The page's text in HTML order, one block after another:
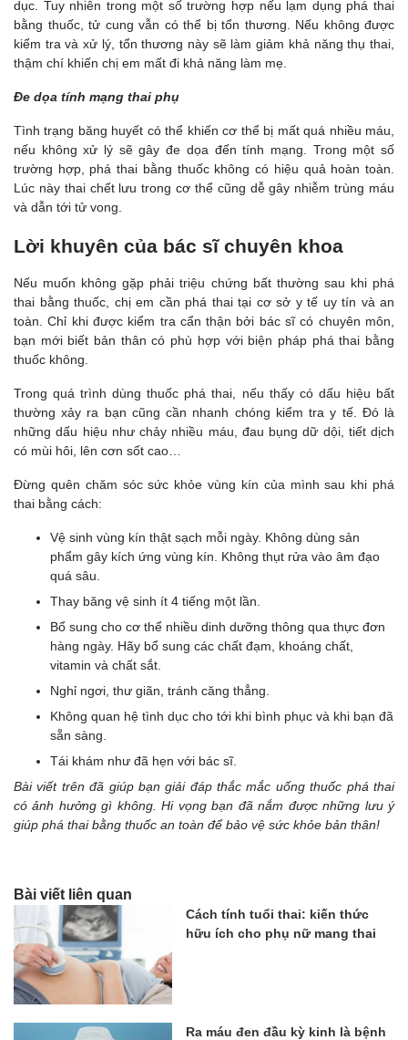
dục. Tuy nhiên trong một số trường hợp nếu lạm dụng phá thai
bằng thuốc, tử cung vẫn có thể bị tổn thương. Nếu không được
kiểm tra và xử lý, tổn thương này sẽ làm giảm khả năng thụ thai,
thậm chí khiến chị em mất đi khả năng làm mẹ.
Đe dọa tính mạng thai phụ
Tình trạng băng huyết có thể khiến cơ thể bị mất quá nhiều máu,
nếu không xử lý sẽ gây đe dọa đến tính mạng. Trong một số
trường hợp, phá thai bằng thuốc không có hiệu quả hoàn toàn.
Lúc này thai chết lưu trong cơ thể cũng dễ gây nhiễm trùng máu
và dẫn tới tử vong.
Lời khuyên của bác sĩ chuyên khoa
Nếu muốn không gặp phải triệu chứng bất thường sau khi phá
thai bằng thuốc, chị em cần phá thai tại cơ sở y tế uy tín và an
toàn. Chỉ khi được kiểm tra cẩn thận bởi bác sĩ có chuyên môn,
bạn mới biết bản thân có phù hợp với biện pháp phá thai bằng
thuốc không.
Trong quá trình dùng thuốc phá thai, nếu thấy có dấu hiệu bất
thường xảy ra bạn cũng cần nhanh chóng kiểm tra y tế. Đó là
những dấu hiệu như chảy nhiều máu, đau bụng dữ dội, tiết dịch
có mùi hôi, lên cơn sốt cao…
Đừng quên chăm sóc sức khỏe vùng kín của mình sau khi phá
thai bằng cách:
Vệ sinh vùng kín thật sạch mỗi ngày. Không dùng sản
phẩm gây kích ứng vùng kín. Không thụt rửa vào âm đạo
quá sâu.
Thay băng vệ sinh ít 4 tiếng một lần.
Bổ sung cho cơ thể nhiều dinh dưỡng thông qua thực đơn
hàng ngày. Hãy bổ sung các chất đạm, khoáng chất,
vitamin và chất sắt.
Nghỉ ngơi, thư giãn, tránh căng thẳng.
Không quan hệ tình dục cho tới khi bình phục và khi bạn đã
sẵn sàng.
Tái khám như đã hẹn với bác sĩ.
Bài viết trên đã giúp bạn giải đáp thắc mắc uống thuốc phá thai
có ảnh hưởng gì không. Hi vọng bạn đã nắm được những lưu ý
giúp phá thai bằng thuốc an toàn để bảo vệ sức khỏe bản thân!
Bài viết liên quan
Cách tính tuổi thai: kiến thức
hữu ích cho phụ nữ mang thai
Ra máu đen đầu kỳ kinh là bệnh